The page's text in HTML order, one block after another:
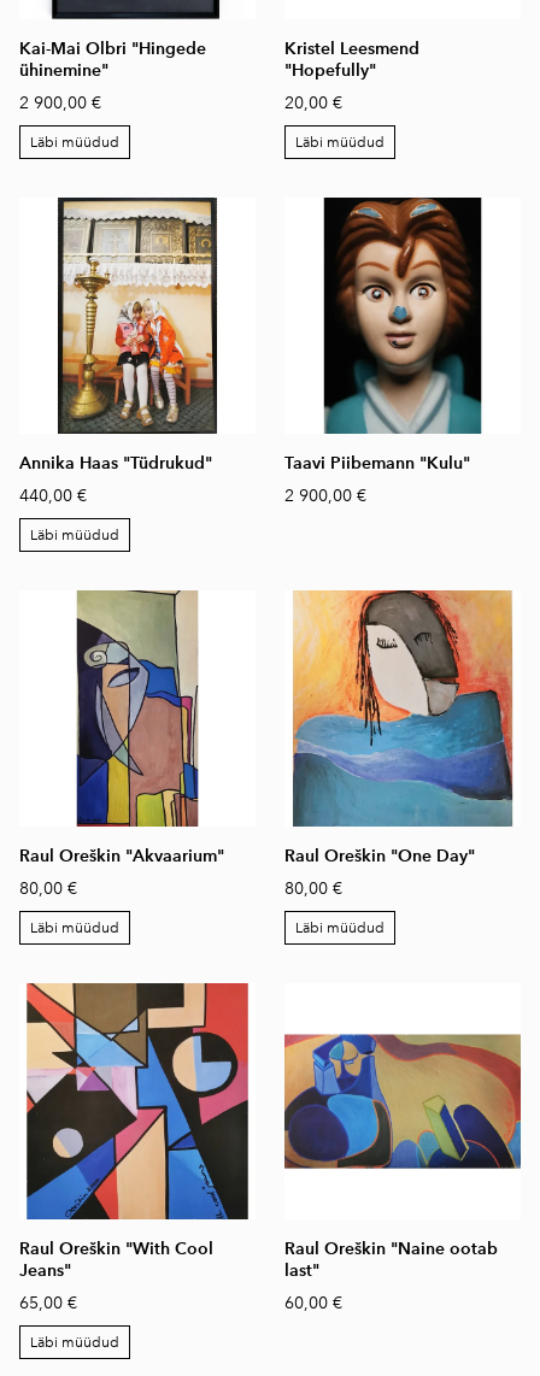
Kai-Mai Olbri "Hingede
ühinemine"
2 900,00 €
Läbi müüdud
Kristel Leesmend
"Hopefully"
20,00 €
Läbi müüdud
Annika Haas "Tüdrukud"
440,00 €
Läbi müüdud
Taavi Piibemann "Kulu"
2 900,00 €
Raul Oreškin "Akvaarium"
80,00 €
Läbi müüdud
Raul Oreškin "One Day"
80,00 €
Läbi müüdud
Raul Oreškin "With Cool
Jeans"
65,00 €
Läbi müüdud
Raul Oreškin "Naine ootab
last"
60,00 €